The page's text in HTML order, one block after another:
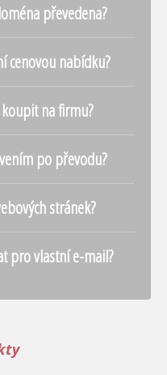
převedena?
cenovou nabídku?
na firmu?
po převodu?
stránek?
pro vlastní e-mail?